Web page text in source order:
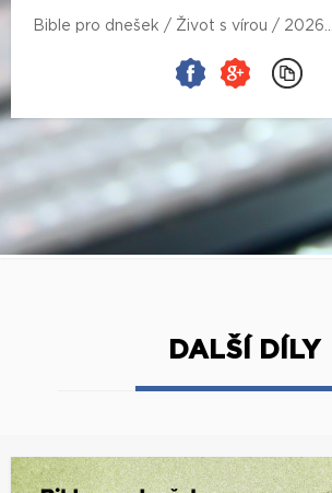
Bible pro dnešek / Život s vírou / 2026...
DALŠÍ DÍLY